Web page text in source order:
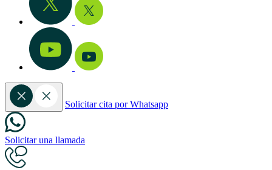
Solicitar cita por Whatsapp
Solicitar una llamada